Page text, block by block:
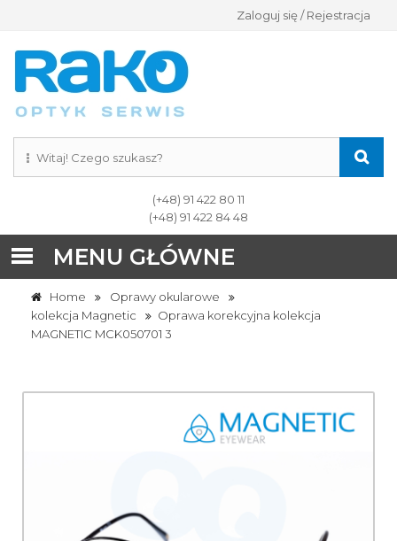
Zaloguj się / Rejestracja
(+48) 91 422 80 11
(+48) 91 422 84 48
MENU GŁÓWNE
Home
Oprawy okularowe
kolekcja Magnetic
Oprawa korekcyjna kolekcja
MAGNETIC MCK050701 3